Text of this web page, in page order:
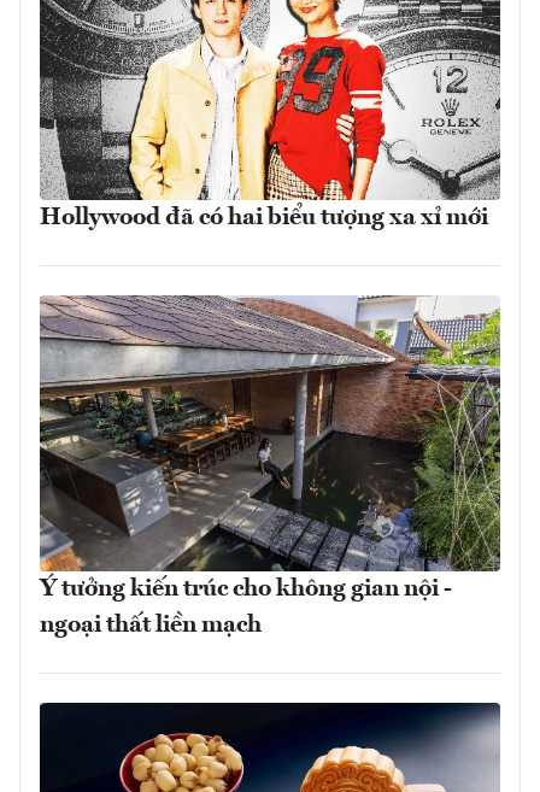
Hollywood đã có hai biểu tượng xa xỉ mới
Ý tưởng kiến trúc cho không gian nội -
ngoại thất liền mạch